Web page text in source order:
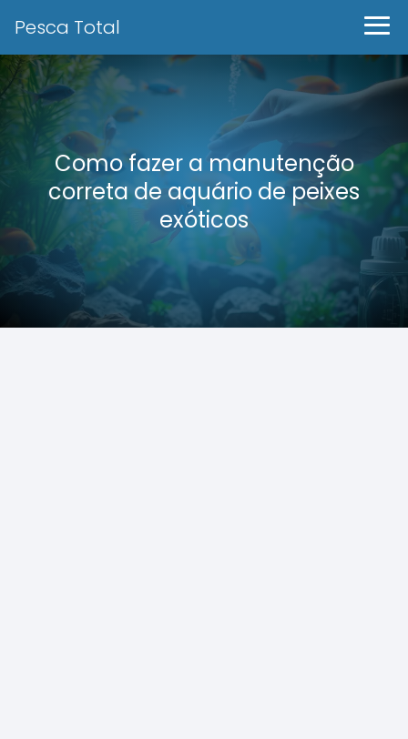
Pesca Total
Como fazer a manutenção
correta de aquário de peixes
exóticos